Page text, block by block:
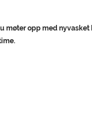
møter opp med